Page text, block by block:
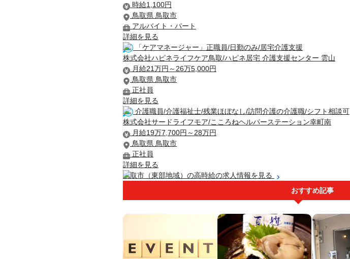
時給1,100円
鳥取県 鳥取市
アルバイト・パート
詳細を見る
「ケアマネージャー」正職員/日勤のみ/居宅介護支援
株式会社ハピネライフケア鳥取/ハピネ居宅 介護支援センター 雲山
月給21万円～26万5,000円
鳥取県 鳥取市
正社員
詳細を見る
介護職員/介護福祉士/残業ほぼなし/訪問介護の介護職/シフト相談可
株式会社サードライフモア/こころねヘルパーステーション幸町南
月給19万7,700円～28万円
鳥取県 鳥取市
正社員
詳細を見る
鳥取市（東部地域）の高時給の求人情報を見る
おすすめ記事